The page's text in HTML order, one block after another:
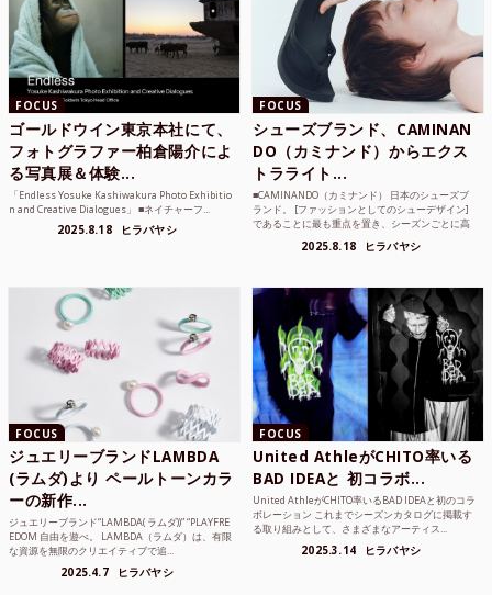
FOCUS
ゴールドウイン東京本社にて、
フォトグラファー柏倉陽介によ
る写真展＆体験...
「Endless Yosuke Kashiwakura Photo Exhibitio
n and Creative Dialogues」 ■ネイチャーフ...
2025.8.18 ヒラバヤシ
FOCUS
シューズブランド、CAMINAN
DO（カミナンド）からエクス
トラライト...
■CAMINANDO（カミナンド） 日本のシューズブ
ランド。 [ファッションとしてのシューデザイン]
であることに最も重点を置き、シーズンごとに高
2025.8.18 ヒラバヤシ
FOCUS
ジュエリーブランドLAMBDA
(ラムダ)より ペールトーンカラ
ーの新作...
ジュエリーブランド“LAMBDA( ラムダ))” “PLAYFRE
EDOM 自由を遊べ。 LAMBDA（ラムダ）は、有限
な資源を無限のクリエイティブで追...
2025.4.7 ヒラバヤシ
FOCUS
United AthleがCHITO率いる
BAD IDEAと 初コラボ...
United AthleがCHITO率いるBAD IDEAと初のコラ
ボレーション これまでシーズンカタログに掲載す
る取り組みとして、さまざまなアーティス...
2025.3.14 ヒラバヤシ